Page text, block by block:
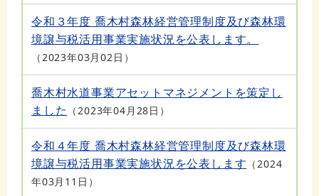
令和３年度 喬木村森林経営管理制度及び森林環
境譲与税活用事業実施状況を公表します。
2023年03月02日
喬木村水道事業アセットマネジメントを策定し
ました
2023年04月28日
令和４年度 喬木村森林経営管理制度及び森林環
境譲与税活用事業実施状況を公表します
2024
年03月11日